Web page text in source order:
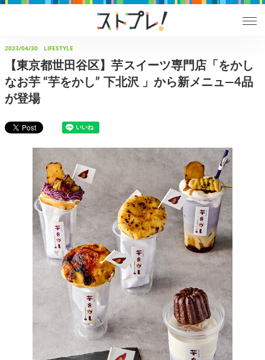
2023/04/30 LIFESTYLE
【東京都世田谷区】芋スイーツ専⾨店「をかし
なお芋 “芋をかし” 下北沢 」から新メニュ―4品
が登場